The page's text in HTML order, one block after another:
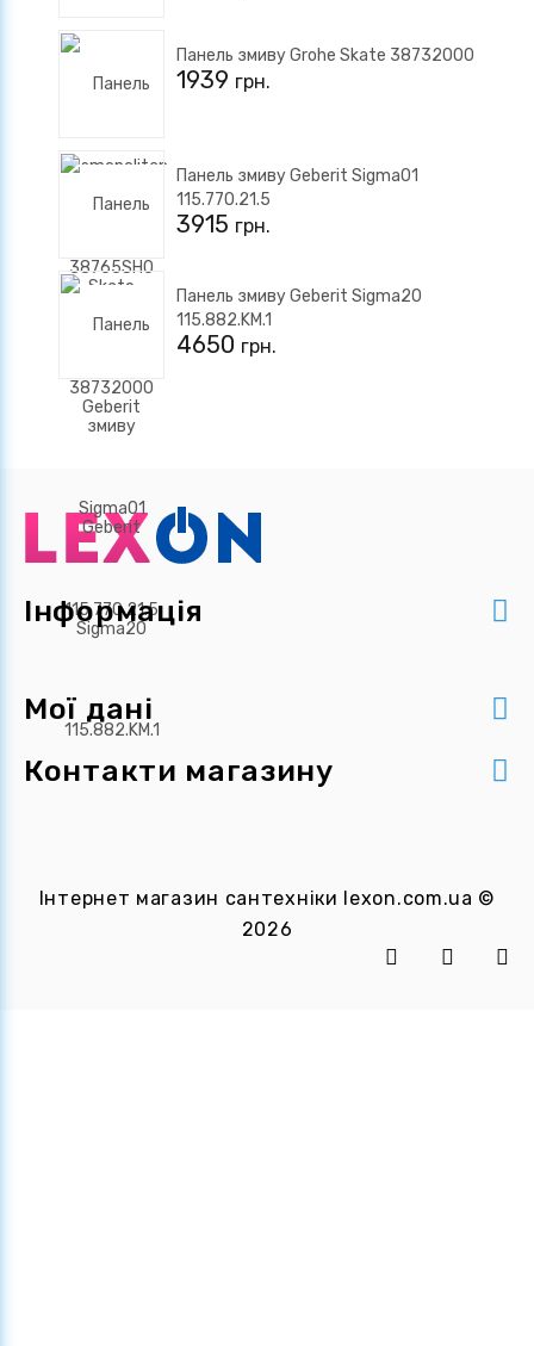
Панель змиву Grohe Skate 38732000
1939 грн.
Панель змиву Geberit Sigma01
115.770.21.5
3915 грн.
Панель змиву Geberit Sigma20
115.882.KM.1
4650 грн.
Інформація
Мої дані
Контакти магазину
Інтернет магазин сантехніки lexon.com.ua ©
2026